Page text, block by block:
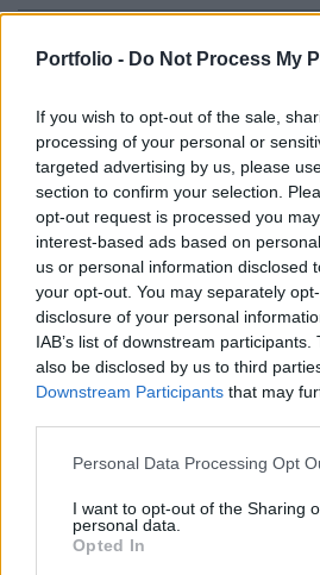
Portfolio - Do Not Process My
If you wish to opt-out of the sale,
processing of your personal or
targeted advertising by us, please
section to confirm your selection.
opt-out request is processed you
interest-based ads based on
us or personal information disclosed
your opt-out. You may separately
disclosure of your personal
IAB’s list of downstream
also be disclosed by us to third
Downstream Participants that may
Personal Data Processing Opt
I want to opt-out of the Sharing
personal data.
Opted In
Hamarosan elkezdődhet a
Nemzeti Levéltár bővítése,
es évekbeli épülethez egy új
építenének hozzá - áll az
Property Investment Forum 2026A
legnagyobb üzleti és networking
alkalommal!Információ és
egy kormányrendelet a Magyar
Lángliliom utcában álló
melynek értelmében az épület új
bővülhet. Az akkori hírek szerint...
A keresett cikk a portfolio.hu
tartozik, melynek olvasása
regisztrációhoz kötött.